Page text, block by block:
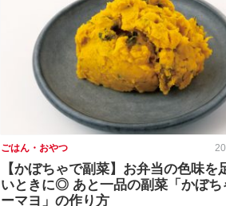
ごはん・おやつ
【かぼちゃで副菜】お弁当の色味を
いときに◎ あと一品の副菜「かぼち
ーマヨ」の作り方